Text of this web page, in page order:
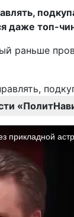
даже топ-
раньше